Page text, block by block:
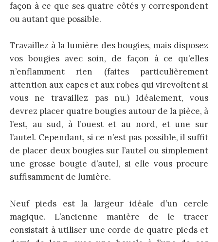
façon à ce que ses quatre côtés y correspondent
ou autant que possible.
Travaillez à la lumière des bougies, mais disposez
vos bougies avec soin, de façon à ce qu’elles
n’enflamment rien (faites particulièrement
attention aux capes et aux robes qui virevoltent si
vous ne travaillez pas nu.) Idéalement, vous
devrez placer quatre bougies autour de la pièce, à
l’est, au sud, à l’ouest et au nord, et une sur
l’autel. Cependant, si ce n’est pas possible, il suffit
de placer deux bougies sur l’autel ou simplement
une grosse bougie d’autel, si elle vous procure
suffisamment de lumière.
Neuf pieds est la largeur idéale d’un cercle
magique. L’ancienne manière de le tracer
consistait à utiliser une corde de quatre pieds et